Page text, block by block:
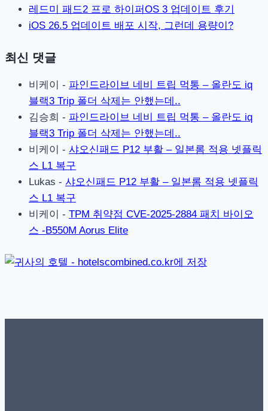
레드미 패드2 프로 하이퍼OS 3 업데이트 후기
iOS 26.5 업데이트 배포 시작, 그런데 용량이?
최신 댓글
비케이 - 파인드라이브 네비 트립 먹통 – 올란도 iq
블랙3 Trip 폴더 삭제는 안했는데..
김승희 - 파인드라이브 네비 트립 먹통 – 올란도 iq
블랙3 Trip 폴더 삭제는 안했는데..
비케이 - 샤오신패드 P12 부활 – 일본롬 적용 넷플릭
스 L1 복구
Lukas - 샤오신패드 P12 부활 – 일본롬 적용 넷플릭
스 L1 복구
비케이 - TPM 취약점 CVE-2025-2884 패치 바이오
스 -B550M Aorus Elite